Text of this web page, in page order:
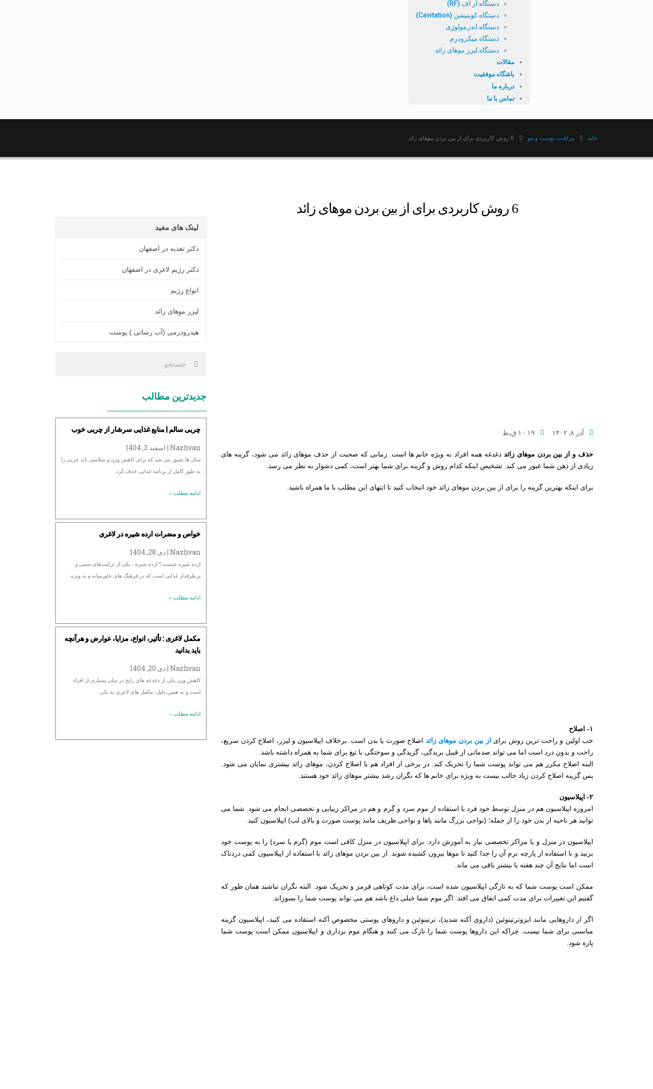
دستگاه آر اف (RF)
دستگاه کویتیشن (Cavitation)
دستگاه اندرمولوژی
دستگاه میکرودرم
دستگاه لیزر موهای زائد
مقالات
باشگاه موفقیت
درباره ما
تماس با ما
خانه مراقبت پوست و مو 6 روش کاربردی برای از بین بردن موهای زائد
6 روش کاربردی برای از بین بردن موهای زائد
آذر ۸, ۱۴۰۲ ۱۰:۱۹ ق٫ظ
حذف و از بین بردن موهای زائد دغدغه همه افراد به ویژه خانم ها است. زمانی که صحبت از حذف موهای زائد می شود، گزینه های
زیادی از ذهن شما عبور می کند. تشخیص اینکه کدام روش و گزینه برای شما بهتر است، کمی دشوار به نظر می رسد.
برای اینکه بهترین گزینه را برای از بین بردن موهای زائد خود انتخاب کنید تا انتهای این مطلب با ما همراه باشید.
۱- اصلاح
خب اولین و راحت ترین روش برای از بین بردن موهای زائد اصلاح صورت یا بدن است. برخلاف اپیلاسیون و لیزر، اصلاح کردن سریع،
راحت و بدون درد است اما می تواند صدماتی از قبیل بریدگی، گزیدگی و سوختگی با تیغ برای شما به همراه داشته باشد.
البته اصلاح مکرر هم می تواند پوست شما را تحریک کند. در برخی از افراد هم با اصلاح کردن، موهای زائد بیشتری نمایان می شود.
پس گزینه اصلاح کردن زیاد جالب نیست به ویژه برای خانم ها که نگران رشد بیشتر موهای زائد خود هستند.
۲- اپیلاسیون
امروزه اپیلاسیون هم در منزل توسط خود فرد با استفاده از موم سرد و گرم و هم در مراکز زیبایی و تخصصی انجام می شود. شما می
توانید هر ناحیه از بدن خود را از جمله؛ (نواحی بزرگ مانند پاها و نواحی ظریف مانند پوست صورت و بالای لب) اپیلاسیون کنید.
اپیلاسیون در منزل و یا مراکز تخصصی نیاز به آموزش دارد. برای اپیلاسیون در منزل کافی است موم (گرم یا سرد) را به پوست خود
بزنید و با استفاده از پارچه نرم آن را جدا کنید تا موها بیرون کشیده شوند. از بین بردن موهای زائد با استفاده از اپیلاسیون کمی دردناک
است اما نتایج آن چند هفته یا بیشتر باقی می ماند.
ممکن است پوست شما که به تازگی اپیلاسیون شده است، برای مدت کوتاهی قرمز و تحریک شود. البته نگران نباشید همان طور که
گفتیم این تغییرات برای مدت کمی اتفاق می افتد. اگر موم شما خیلی داغ باشد هم می تواند پوست شما را بسوزاند.
اگر از داروهایی مانند ایزوترتینوئین (داروی آکنه شدید)، ترتینوئین و داروهای پوستی مخصوص آکنه استفاده می کنید، اپیلاسیون گزینه
مناسبی برای شما نیست. چراکه این داروها پوست شما را نازک می کنند و هنگام موم برداری و اپیلاسیون ممکن است پوست شما
پاره شود.
لینک های مفید
دکتر تغذیه در اصفهان
دکتر رژیم لاغری در اصفهان
انواع رژیم
لیزر موهای زائد
هیدرودرمی (آب رسانی ) پوست
جدیدترین مطالب
چربی سالم | منابع غذایی سرشار از چربی خوب
Nazhvan اسفند 3, 1404
سال ها تصور می شد که برای کاهش وزن و سلامتی باید چربی را
به طور کامل از برنامه غذایی حذف کرد.
ادامه مطلب »
خواص و مضرات ارده شیره در لاغری
Nazhvan دی 28, 1404
ارده شیره چیست؟ ارده شیره ، یکی از ترکیب‌های سنتی و
پرطرفدار غذایی است که در فرهنگ‌ های خاورمیانه و به ویژه
ادامه مطلب »
مکمل لاغری : تأثیر، انواع، مزایا، عوارض و هرآنچه
باید بدانید
Nazhvan دی 20, 1404
کاهش وزن یکی از دغدغه‌ های رایج در میان بسیاری از افراد
است و به همین دلیل، مکمل‌ های لاغری به یکی
ادامه مطلب »